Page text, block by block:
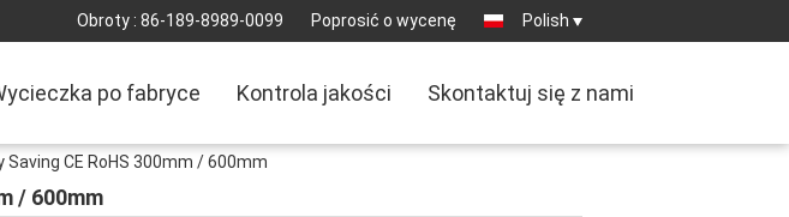
Obroty : 86-189-8989-0099 Poprosić o wycenę Polish
po fabryce Kontrola jakości Skontaktuj się z nami
Saving CE RoHS 300mm / 600mm
/ 600mm